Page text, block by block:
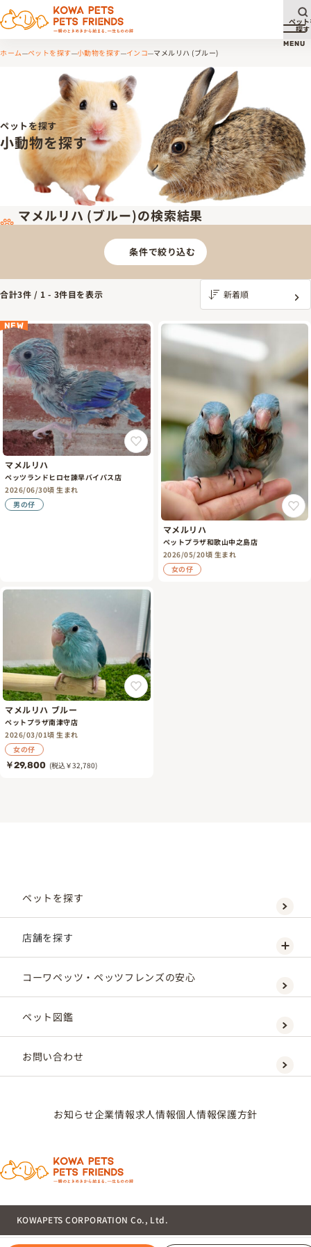
メ
MENU
ペッ
探す
ホーム ペットを探す 小動物を探す インコ マメルリハ (ブルー)
ペットを探す
小動物を探す
マメルリハ (ブルー)の検索結果
条件で絞り込む
合計3件 / 1 - 3件目を表示
NEW
マメルリハ
ペッツランドヒロセ諫早バイパス店
2026/06/30頃 生まれ
男の仔
マメルリハ
ペットプラザ和歌山中之島店
2026/05/20頃 生まれ
女の仔
マメルリハ ブルー
ペットプラザ南津守店
2026/03/01頃 生まれ
女の仔
￥29,800 (税込￥32,780)
ペットを探す
店舗を探す
コーワペッツ・ペッツフレンズの安心
ペット図鑑
お問い合わせ
お知らせ企業情報求人情報個人情報保護方針
KOWAPETS CORPORATION Co., Ltd.